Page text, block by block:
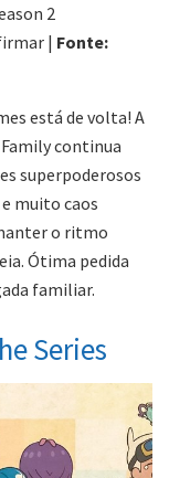
2
| Fonte:
está de volta! A
continua
superpoderosos
muito caos
o ritmo
Ótima pedida
familiar.
Series